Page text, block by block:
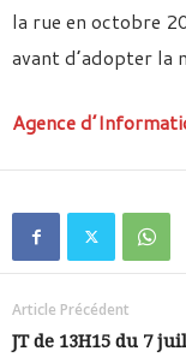
la rue en octobre
avant d’adopter la
Agence
Article Précédent
JT de 13H15 du 7